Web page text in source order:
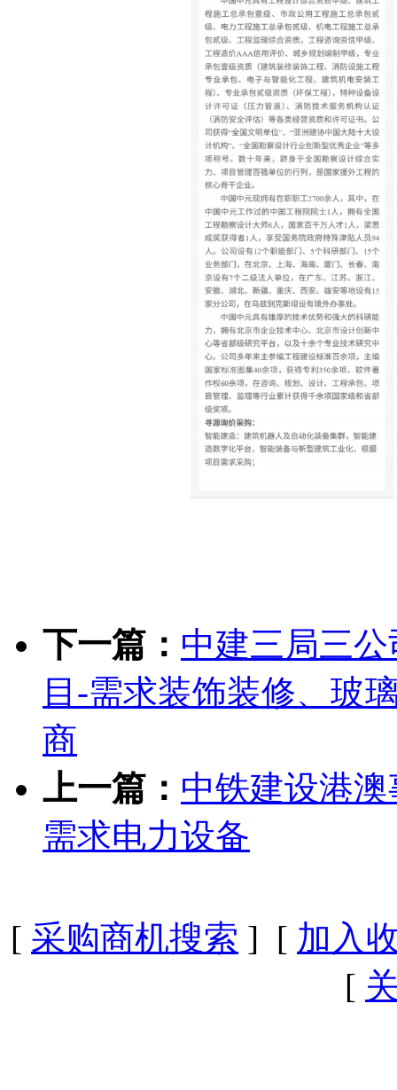
下一篇： 中建三局三
目-需求装饰装修、玻
商
上一篇： 中铁建设港
需求电力设备
[ 采购商机搜索 ] [ 加入
[